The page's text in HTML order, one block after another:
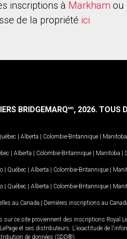
inscriptions à Markham ou
de la propriété ici
BRIDGEMARQMD, 2026. TOUS
| Alberta | Colombie-Britannique | Manitoba
| Alberta | Colombie-Britannique | Manitoba |
| Québec | Alberta | Colombie-Britannique |
| Québec | Alberta | Colombie-Britannique |
au Canada | Dernières inscriptions au
sur ce site proviennent des inscriptions Royal
et ses distributeurs. L'exactitude de
de données (SDD®).